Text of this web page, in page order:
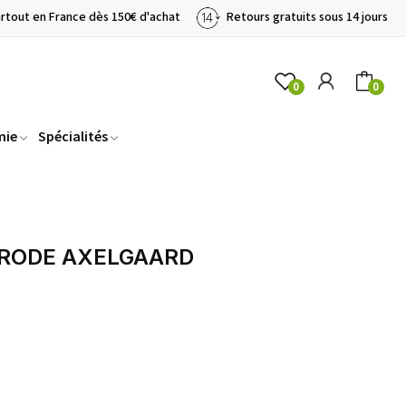
en France dès 150€ d'achat Retours gratuits sous 14 jours
0 0
Spécialités
AXELGAARD